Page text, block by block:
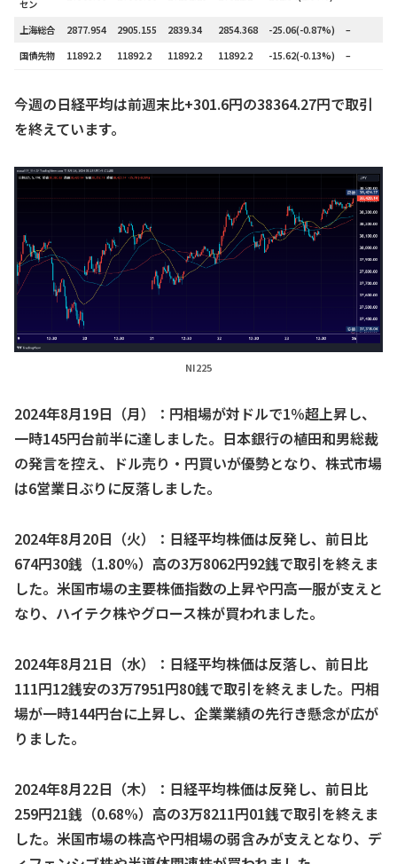
セン
上海総合 2877.954 2905.155 2839.34 2854.368 -25.06(-0.87%)
–
国債先物
11892.2 11892.2 11892.2 11892.2 -15.62(-0.13%) –
今週の日経平均は前週末比+301.6円の38364.27円で取引
を終えています。
NI225
2024年8月19日（月）：円相場が対ドルで1％超上昇し、
一時145円台前半に達しました。日本銀行の植田和男総裁
の発言を控え、ドル売り・円買いが優勢となり、株式市場
は6営業日ぶりに反落しました。
2024年8月20日（火）：日経平均株価は反発し、前日比
674円30銭（1.80%）高の3万8062円92銭で取引を終えま
した。米国市場の主要株価指数の上昇や円高一服が支えと
なり、ハイテク株やグロース株が買われました。
2024年8月21日（水）：日経平均株価は反落し、前日比
111円12銭安の3万7951円80銭で取引を終えました。円相
場が一時144円台に上昇し、企業業績の先行き懸念が広が
りました。
2024年8月22日（木）：日経平均株価は反発し、前日比
259円21銭（0.68%）高の3万8211円01銭で取引を終えま
した。米国市場の株高や円相場の弱含みが支えとなり、デ